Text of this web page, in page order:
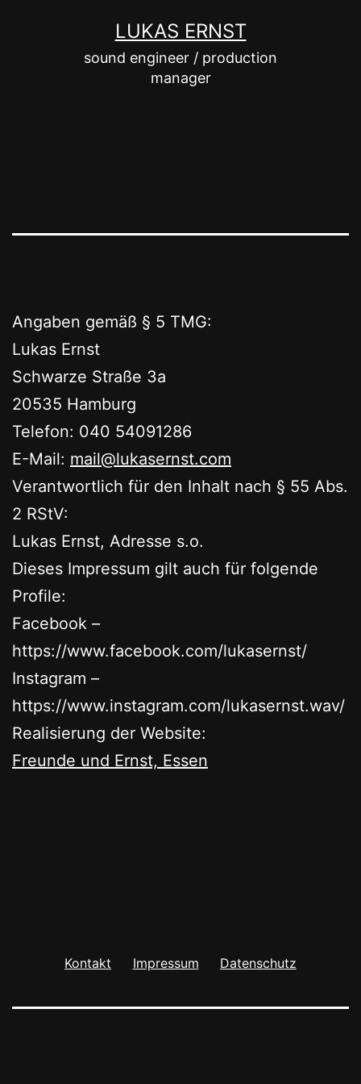
LUKAS ERNST
sound engineer / production
manager
Angaben gemäß § 5 TMG:
Lukas Ernst
Schwarze Straße 3a
20535 Hamburg
Telefon: 040 54091286
E-Mail: mail@lukasernst.com
Verantwortlich für den Inhalt nach § 55 Abs.
2 RStV:
Lukas Ernst, Adresse s.o.
Dieses Impressum gilt auch für folgende
Profile:
Facebook –
https://www.facebook.com/lukasernst/
Instagram –
https://www.instagram.com/lukasernst.wav/
Realisierung der Website:
Freunde und Ernst, Essen
Kontakt Impressum Datenschutz